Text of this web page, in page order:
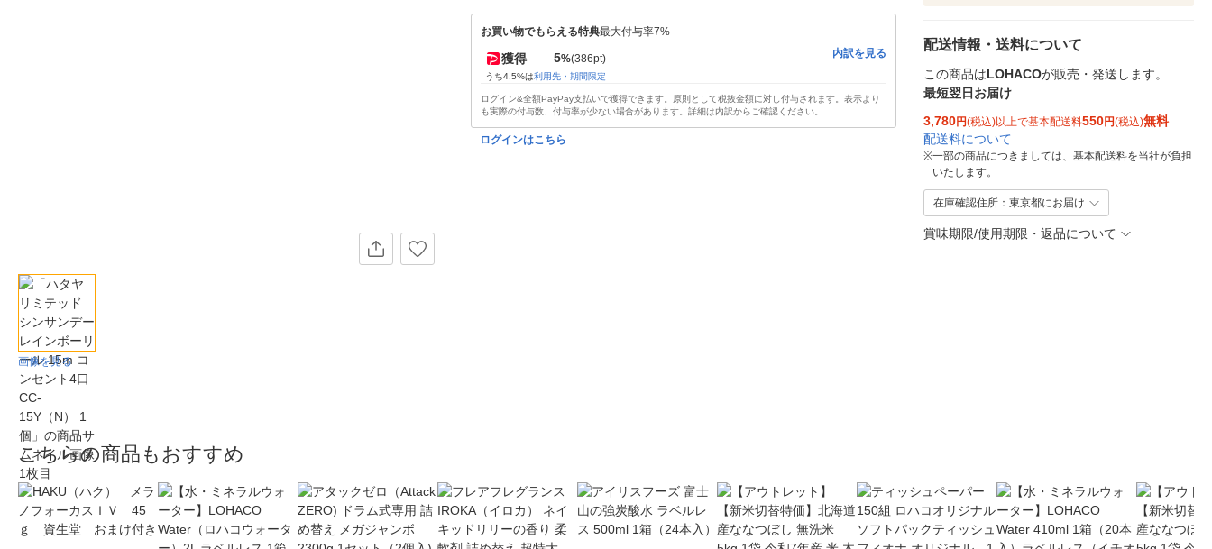
画像を見る
お買い物でもらえる特典最大付与率7%
獲得 5%(386pt)
うち4.5%は利用先・期間限定
内訳を見る
ログイン&全額PayPay支払いで獲得できます。原則として税抜金額に対し付与されます。表示より
も実際の付与数、付与率が少ない場合があります。詳細は内訳からご確認ください。
ログインはこちら
配送情報・送料について
この商品はLOHACOが販売・発送します。
最短翌日お届け
3,780円(税込)以上で基本配送料550円(税込)無料
配送料について
※一部の商品につきましては、基本配送料を当社が負担
いたします。
在庫確認住所：東京都にお届け
賞味期限/使用期限・返品について
こちらの商品もおすすめ